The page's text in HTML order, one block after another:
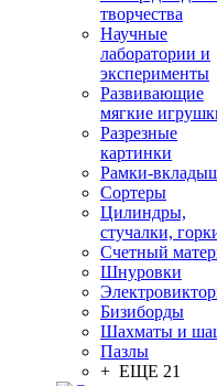
творчества
Научные
лаборатории и
эксперименты
Развивающие
мягкие
Разрезные
картинки
Рамки-
Сортеры
Цилиндры,
стучалки,
Счетный
Шнуровки
Бизиборды
Шахматы и
Пазлы
+ ЕЩЕ 21